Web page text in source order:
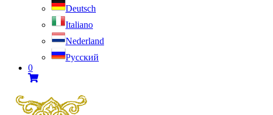
Deutsch
Italiano
Nederland
Pусский
0